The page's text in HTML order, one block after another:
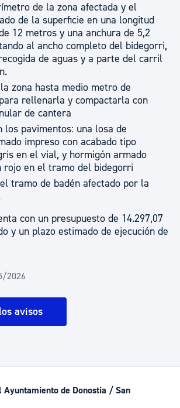
de la zona afectada y el
de la superficie en una longitud
12 metros y una anchura de 5,2
al ancho completo del bidegorri,
de aguas y a parte del carril
zona hasta medio metro de
rellenarla y compactarla con
de cantera
los pavimentos: una losa de
impreso con acabado tipo
en el vial, y hormigón armado
rojo en el tramo del bidegorri
tramo de badén afectado por la
con un presupuesto de 14.297,07
y un plazo estimado de ejecución de
2026
avisos
Ayuntamiento de Donostia / San